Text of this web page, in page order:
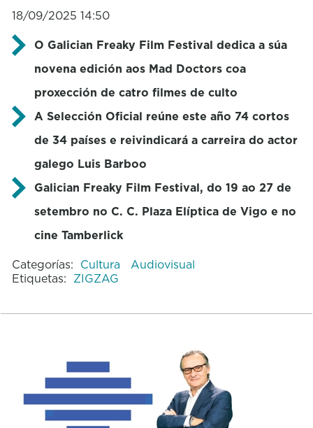
18/09/2025 14:50
O Galician Freaky Film Festival dedica a súa
novena edición aos Mad Doctors coa
proxección de catro filmes de culto
A Selección Oficial reúne este año 74 cortos
de 34 países e reivindicará a carreira do actor
galego Luis Barboo
Galician Freaky Film Festival, do 19 ao 27 de
setembro no C. C. Plaza Elíptica de Vigo e no
cine Tamberlick
Categorías: Cultura
Audiovisual
Etiquetas: ZIGZAG